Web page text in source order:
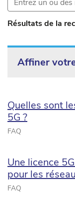
Résultats de la
Affiner
Quelles sont
5G ?
FAQ
Une licence
pour les
FAQ